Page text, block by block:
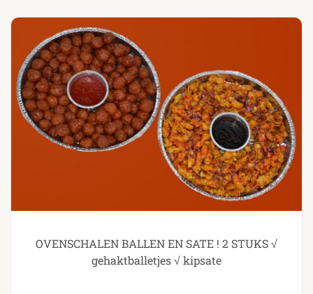
OVENSCHALEN BALLEN EN SATE ! 2 STUKS √
gehaktballetjes √ kipsate